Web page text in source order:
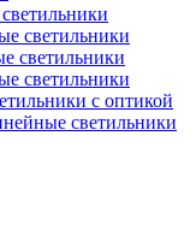
светильники
светильники
светильники
с оптикой
светильники